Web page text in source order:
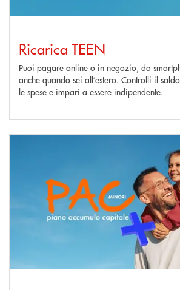
Ricarica TEEN
Puoi pagare online o in negozio, da
anche quando sei all’estero. Controlli il
le spese e impari a essere indipendente.